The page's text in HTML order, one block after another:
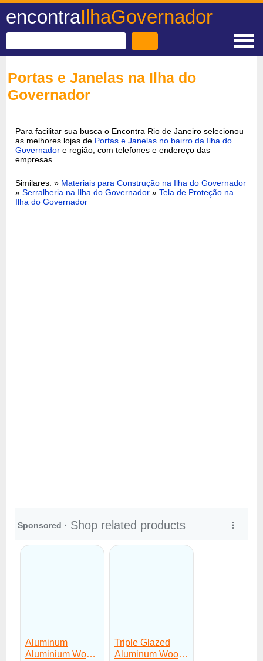
encontraIlhaGovernador
Portas e Janelas na Ilha do
Governador
Para facilitar sua busca o Encontra Rio de Janeiro selecionou
as melhores lojas de Portas e Janelas no bairro da Ilha do
Governador e região, com telefones e endereço das
empresas.
Similares: » Materiais para Construção na Ilha do Governador
»Serralheria na Ilha do Governador »Tela de Proteção na
Ilha do Governador